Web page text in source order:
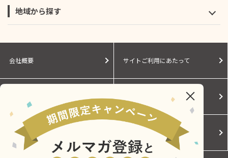
地域から探す
会社概要 サイトご利用にあたって
Cookieポリシー ご利用規約